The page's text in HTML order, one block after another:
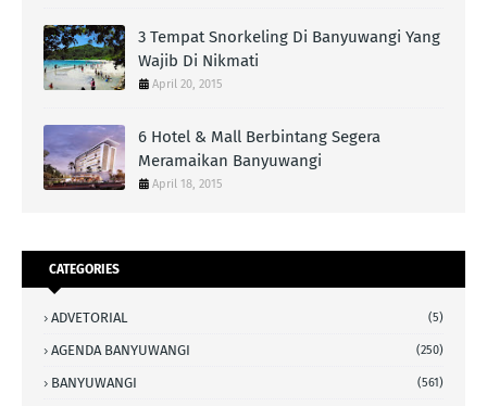
3 Tempat Snorkeling Di Banyuwangi Yang
Wajib Di Nikmati
April 20, 2015
6 Hotel & Mall Berbintang Segera
Meramaikan Banyuwangi
April 18, 2015
CATEGORIES
ADVETORIAL (5)
AGENDA BANYUWANGI (250)
BANYUWANGI (561)